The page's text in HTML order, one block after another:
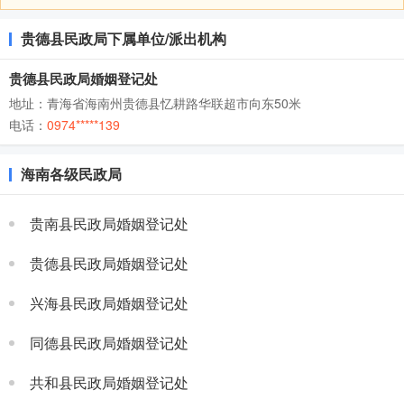
贵德县民政局下属单位/派出机构
贵德县民政局婚姻登记处
地址：青海省海南州贵德县忆耕路华联超市向东50米
电话： 0974*****139
海南各级民政局
贵南县民政局婚姻登记处
贵德县民政局婚姻登记处
兴海县民政局婚姻登记处
同德县民政局婚姻登记处
共和县民政局婚姻登记处